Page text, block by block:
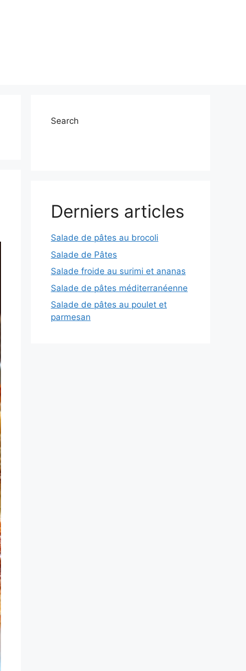
Search
Derniers articles
Salade de pâtes au brocoli
Salade de Pâtes
Salade froide au surimi et ananas
Salade de pâtes méditerranéenne
Salade de pâtes au poulet et
parmesan